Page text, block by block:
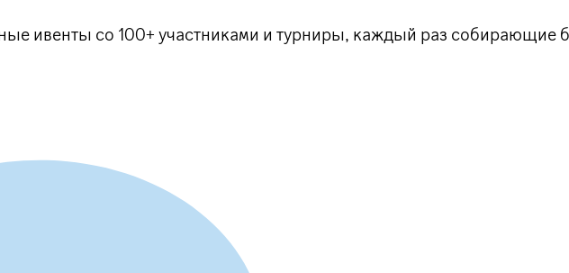
ивенты со 100+ участниками и турниры, каждый раз собирающие